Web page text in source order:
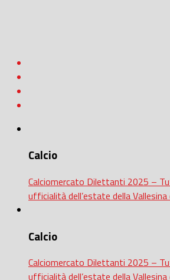
Calcio
Calciomercato Dilettanti 2025 –
ufficialità dell’estate della
Calcio
Calciomercato Dilettanti 2025 –
ufficialità dell’estate della